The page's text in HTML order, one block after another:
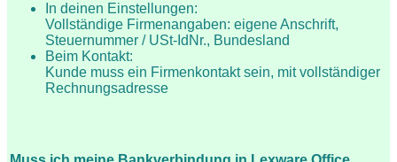
In deinen Einstellungen:
Vollständige Firmenangaben: eigene Anschrift,
Steuernummer / USt-IdNr., Bundesland
Beim Kontakt:
Kunde muss ein Firmenkontakt sein, mit vollständiger
Rechnungsadresse